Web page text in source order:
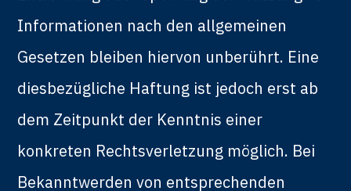
Informationen nach den allgemeinen
Gesetzen bleiben hiervon unberührt. Eine
diesbezügliche Haftung ist jedoch erst ab
dem Zeitpunkt der Kenntnis einer
konkreten Rechtsverletzung möglich. Bei
Bekanntwerden von entsprechenden